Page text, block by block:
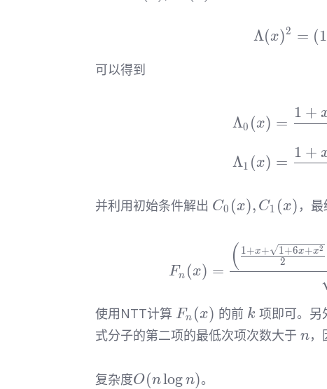
Λ(x)2 = (1
可以得到
Λ0 (x)
Λ1 (x)
=
1 +
=
1 +
并利用初始条件解出 C_0(x),C_1(x)
C0 (x), C1 (x) ，
Fn (x) = ( 2
1+x+ 1+6x+x2
使用NTT计算 F_n(x)
Fn (x) 的前 k
k 项即可。另
式分子的第二项的最低次项次数大于n
n，
复杂度O(n\log
O(nlog n)。